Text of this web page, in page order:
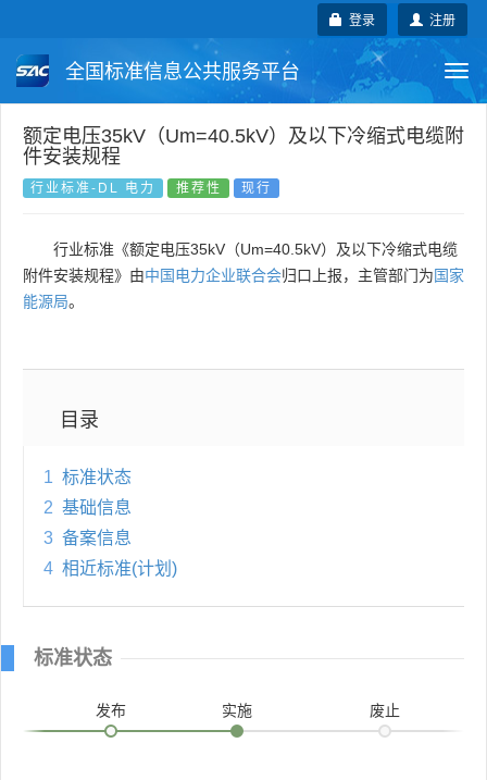
注册
登录
全国标准信息公共服务平台
国家标准 行业标准 地方标准
团体标准 企业标准
国外标准 技术委员会
额定电压35kV（Um=40.5kV）及以下冷缩式电缆附
件安装规程
行业标准-DL 电力 推荐性 现行
行业标准《额定电压35kV（Um=40.5kV）及以下冷缩式电缆
附件安装规程》由中国电力企业联合会归口上报，主管部门为国家
能源局。
目录
1 标准状态
2 基础信息
3 备案信息
4 相近标准(计划)
标准状态
发布 实施 废止